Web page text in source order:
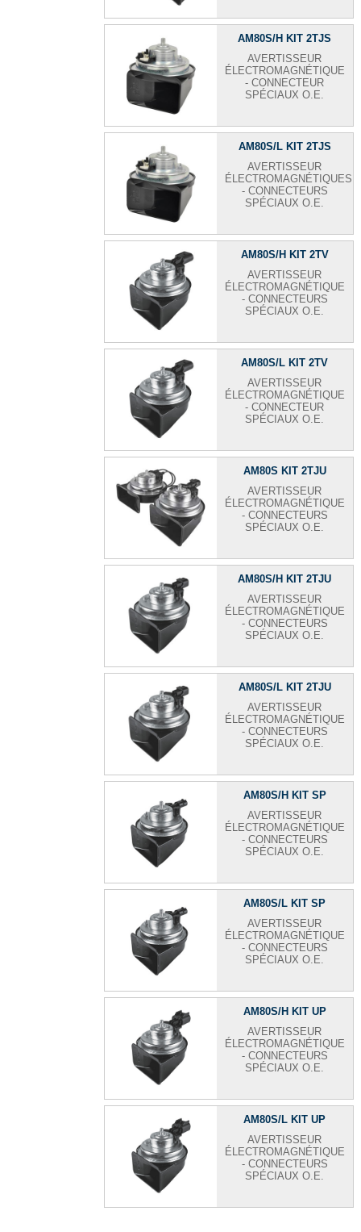
AM80S/H KIT 2TJS
AVERTISSEUR
ÉLECTROMAGNÉTIQUE
- CONNECTEUR
SPÉCIAUX O.E.
AM80S/L KIT 2TJS
AVERTISSEUR
ÉLECTROMAGNÉTIQUES
- CONNECTEURS
SPÉCIAUX O.E.
AM80S/H KIT 2TV
AVERTISSEUR
ÉLECTROMAGNÉTIQUE
- CONNECTEURS
SPÉCIAUX O.E.
AM80S/L KIT 2TV
AVERTISSEUR
ÉLECTROMAGNÉTIQUE
- CONNECTEUR
SPÉCIAUX O.E.
AM80S KIT 2TJU
AVERTISSEUR
ÉLECTROMAGNÉTIQUE
- CONNECTEURS
SPÉCIAUX O.E.
AM80S/H KIT 2TJU
AVERTISSEUR
ÉLECTROMAGNÉTIQUE
- CONNECTEURS
SPÉCIAUX O.E.
AM80S/L KIT 2TJU
AVERTISSEUR
ÉLECTROMAGNÉTIQUE
- CONNECTEURS
SPÉCIAUX O.E.
AM80S/H KIT SP
AVERTISSEUR
ÉLECTROMAGNÉTIQUE
- CONNECTEURS
SPÉCIAUX O.E.
AM80S/L KIT SP
AVERTISSEUR
ÉLECTROMAGNÉTIQUE
- CONNECTEURS
SPÉCIAUX O.E.
AM80S/H KIT UP
AVERTISSEUR
ÉLECTROMAGNÉTIQUE
- CONNECTEURS
SPÉCIAUX O.E.
AM80S/L KIT UP
AVERTISSEUR
ÉLECTROMAGNÉTIQUE
- CONNECTEURS
SPÉCIAUX O.E.